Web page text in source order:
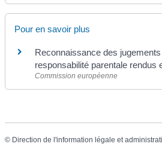
Pour en savoir plus
Reconnaissance des
responsabilité parentale rendus
Commission européenne
© Direction de l'information légale et